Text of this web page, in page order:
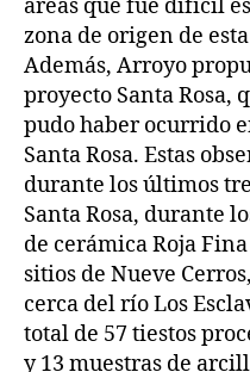
áreas que fue difícil
zona de origen de
Además, Arroyo
proyecto Santa Rosa,
pudo haber ocurrido
Santa Rosa. Estas
durante los últimos
Santa Rosa, durante
de cerámica Roja
sitios de Nueve
cerca del río Los
total de 57 tiestos
y 13 muestras de